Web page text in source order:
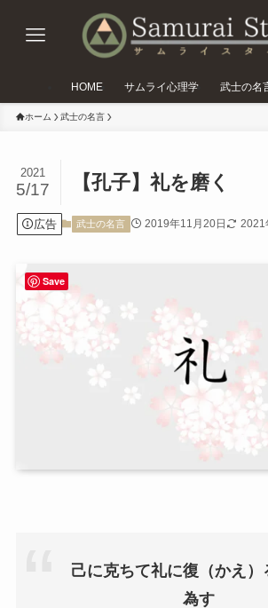
HOME サムライ心理学 武士の名
ホーム 武士の名言
【孔子】礼を磨く
2021
5/17
広告 武士の名言 2019年11月20日 2021
己に克ちて礼に復（かえ）
為す
Save